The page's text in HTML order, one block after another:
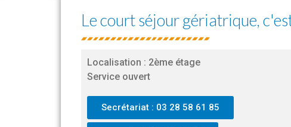
Le court séjour gériatrique,
Localisation : 2ème étage
Service ouvert
Secrétariat : 03 28 58 61 85